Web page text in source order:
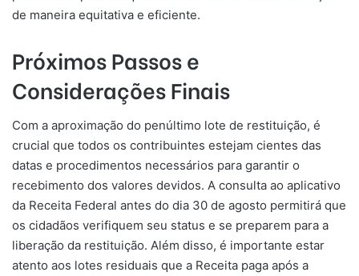
de maneira equitativa e eficiente.
Próximos Passos e
Considerações Finais
Com a aproximação do penúltimo lote de restituição, é
crucial que todos os contribuintes estejam cientes das
datas e procedimentos necessários para garantir o
recebimento dos valores devidos. A consulta ao aplicativo
da Receita Federal antes do dia 30 de agosto permitirá que
os cidadãos verifiquem seu status e se preparem para a
liberação da restituição. Além disso, é importante estar
atento aos lotes residuais que a Receita paga após a